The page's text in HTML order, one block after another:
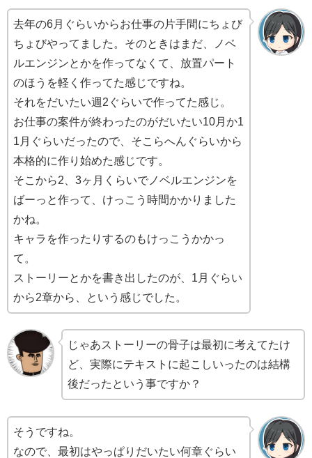
去年の6月ぐらいからお仕事の片手間にちょび
ちょびやってました。そのときはまだ、ノベ
ルエンジンとかを作ってなくて、放置パート
のほうを軽く作ってた感じですね。
それをだいたい週2ぐらいで作ってた感じ。
お仕事の案件が終わったのがだいたい10月か1
1月ぐらいだったので、そこらへんぐらいから
本格的に作り始めた感じです。
そこから2、3ヶ月くらいでノベルエンジンを
ばーっと作って、けっこう時間かかりました
かね。
キャラを作ったりするのもけっこうかかっ
て。
ストーリーとかを書き出したのが、1月ぐらい
から2章から、という感じでした。
じゃあストーリーの骨子は最初に考えてたけ
ど、実際にテキストに起こしいったのは結構
後だったという事ですか？
そうですね。
なので、最初はやっぱりだいたい何章ぐらい